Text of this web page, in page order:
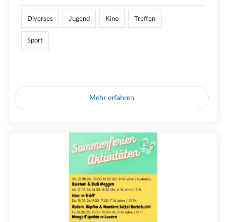
Diverses Jugend Kino Treffen
Sport
Mehr erfahren